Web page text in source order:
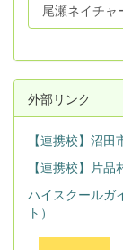
尾瀬ネイチャ
外部リンク
【連携校】沼
【連携校】片
ハイスクールガ
ト）